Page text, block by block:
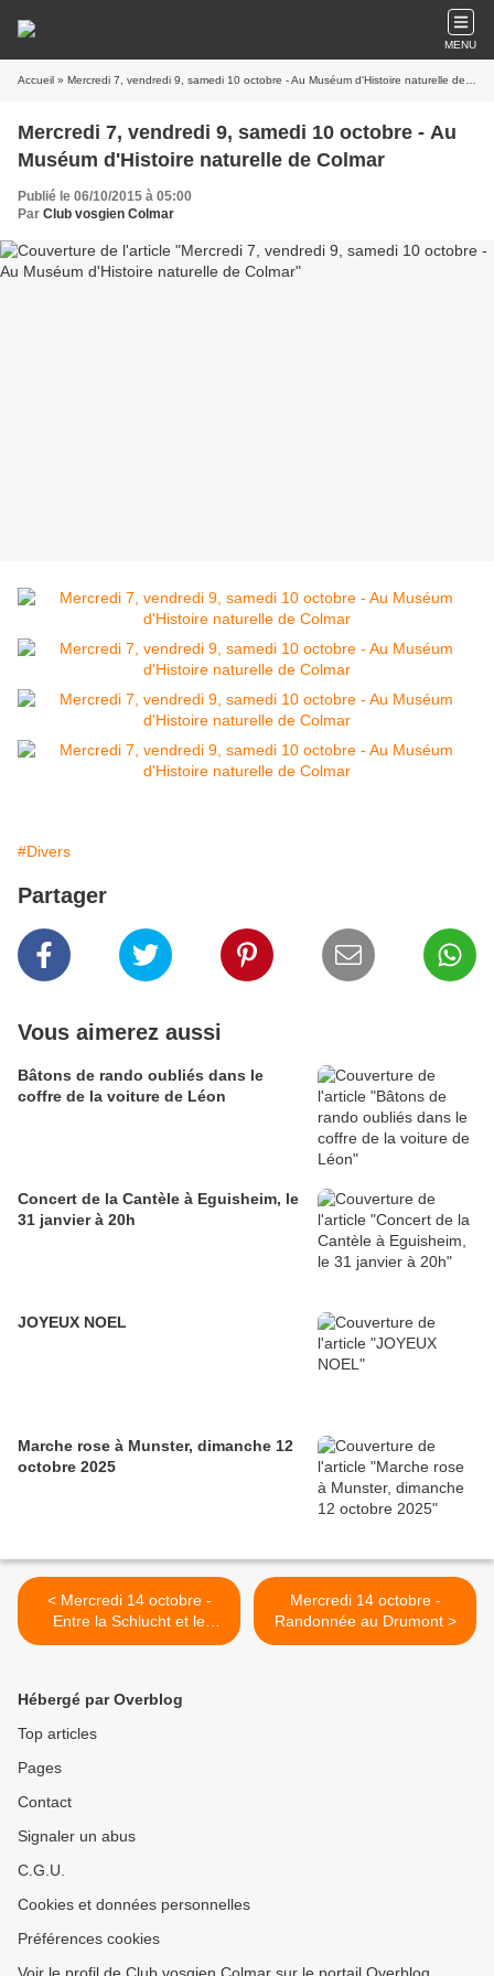
MENU
Accueil » Mercredi 7, vendredi 9, samedi 10 octobre - Au Muséum d'Histoire naturelle de Colmar
Mercredi 7, vendredi 9, samedi 10 octobre - Au
Muséum d'Histoire naturelle de Colmar
Publié le 06/10/2015 à 05:00
Par Club vosgien Colmar
#Divers
Partager
Vous aimerez aussi
Bâtons de rando oubliés dans le
coffre de la voiture de Léon
Concert de la Cantèle à Eguisheim, le
31 janvier à 20h
JOYEUX NOEL
Marche rose à Munster, dimanche 12
octobre 2025
< Mercredi 14 octobre -
Entre la Schlucht et le
Hohneck, avec les séniors
Mercredi 14 octobre -
Randonnée au Drumont >
Hébergé par Overblog
Top articles
Pages
Contact
Signaler un abus
C.G.U.
Cookies et données personnelles
Préférences cookies